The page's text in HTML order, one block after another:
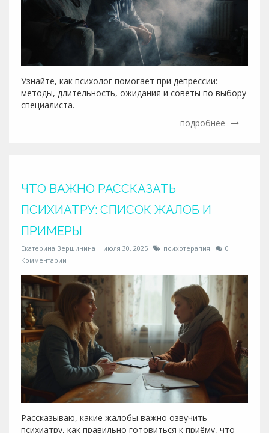
Узнайте, как психолог помогает при депрессии:
методы, длительность, ожидания и советы по выбору
специалиста.
подробнее
ЧТО ВАЖНО РАССКАЗАТЬ
ПСИХИАТРУ: СПИСОК ЖАЛОБ И
ПРИМЕРЫ
Екатерина Вершинина июля 30, 2025 психотерапия
0
Комментарии
Рассказываю, какие жалобы важно озвучить
психиатру, как правильно готовиться к приёму, что